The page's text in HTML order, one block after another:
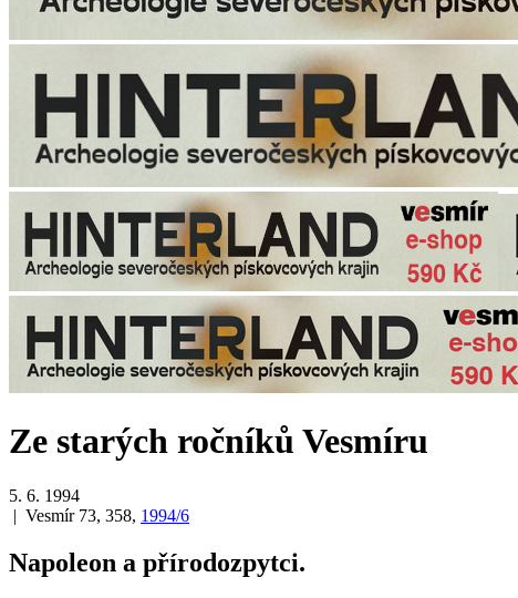
Ze starých ročníků Vesmíru
5. 6. 1994
| Vesmír 73, 358, 1994/6
Napoleon a přírodozpytci.